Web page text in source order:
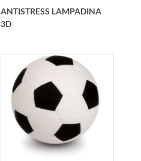
Antistress lampadina
3D personalizzato
58x100 mm
ANTISTRESS LAMPADINA
3D